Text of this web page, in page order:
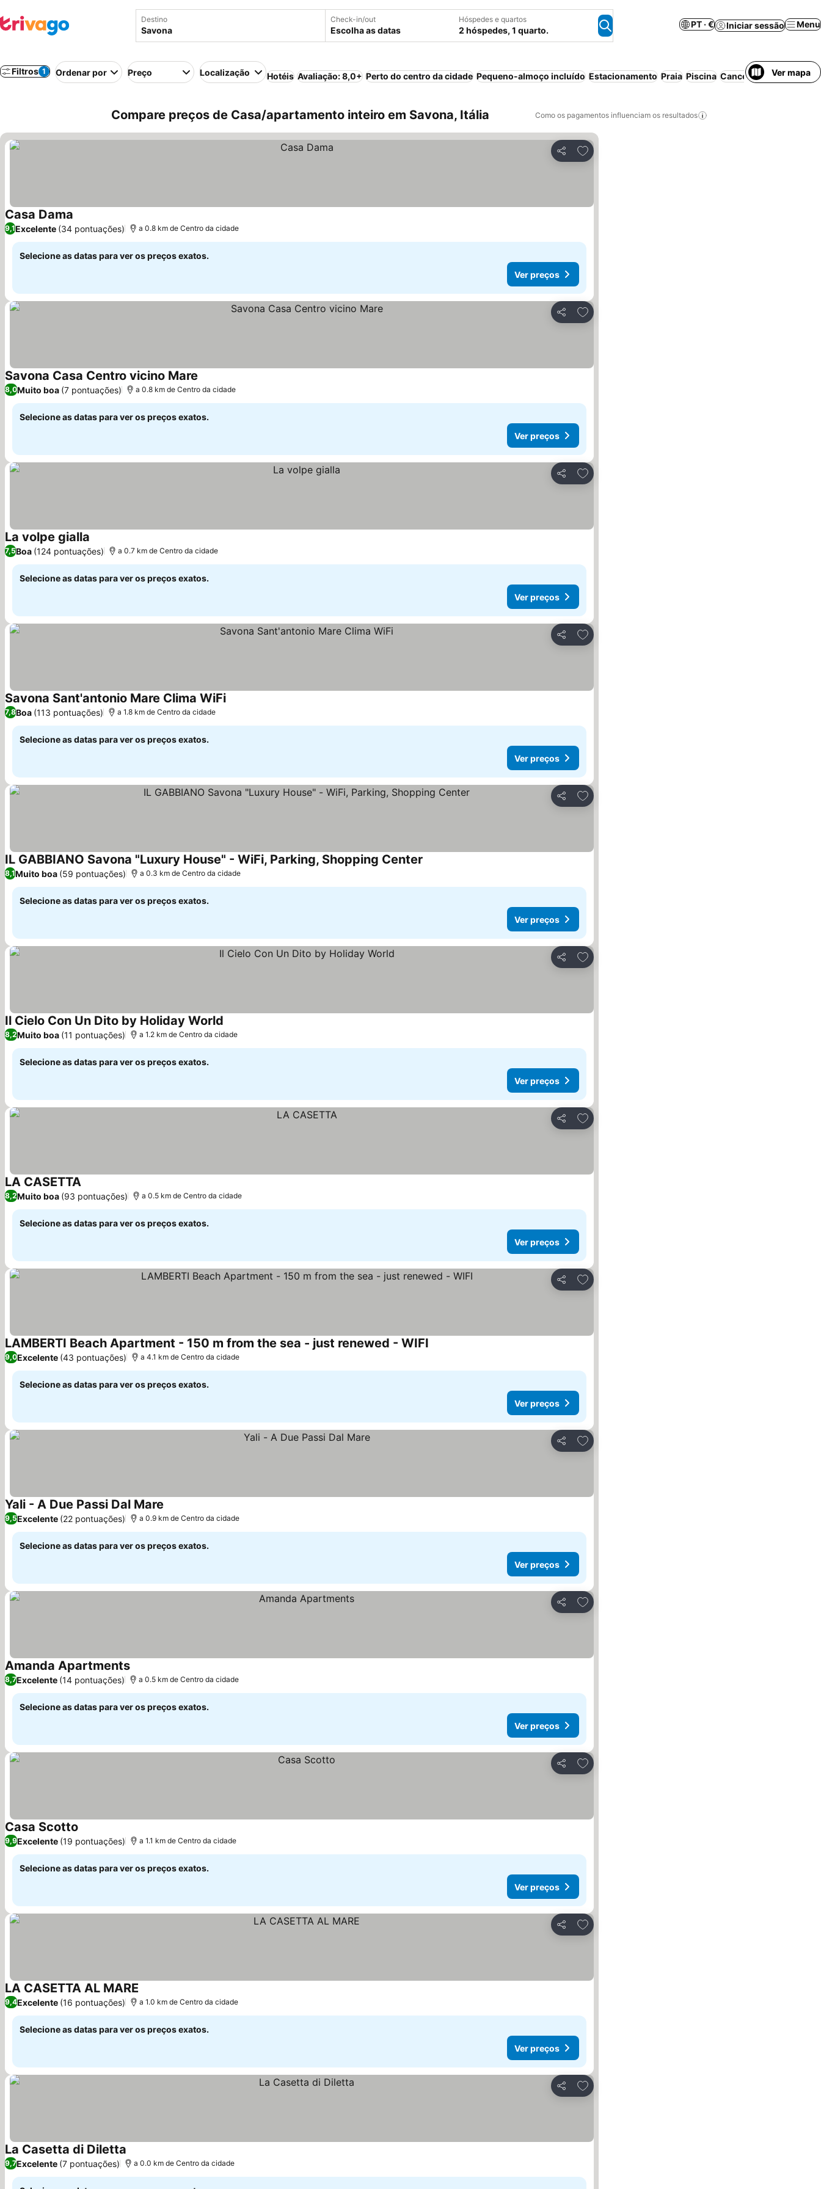
Destino Check-in/out
Escolha as datas
Hóspedes e quartos
2 hóspedes, 1 quarto.
PT · € Iniciar sessão Menu
Filtros 1 Ordenar por Preço Localização Hotéis Avaliação: 8,0+ Perto do centro da cidade Pequeno-almoço incluído Estacionamento Praia Piscina Cancelamento gratuito
Ver mapa
Compare preços de Casa/apartamento inteiro em Savona, Itália Como os pagamentos influenciam os resultados
Partilhar
Adicionar aos favoritos
Casa Dama
9,1Excelente (34 pontuações) a 0.8 km de Centro da cidade
Selecione as datas para ver os preços exatos.
Ver preços
Partilhar
Adicionar aos favoritos
Savona Casa Centro vicino Mare
8,0Muito boa (7 pontuações) a 0.8 km de Centro da cidade
Selecione as datas para ver os preços exatos.
Ver preços
Partilhar
Adicionar aos favoritos
La volpe gialla
7,5Boa (124 pontuações) a 0.7 km de Centro da cidade
Selecione as datas para ver os preços exatos.
Ver preços
Partilhar
Adicionar aos favoritos
Savona Sant'antonio Mare Clima WiFi
7,8Boa (113 pontuações) a 1.8 km de Centro da cidade
Selecione as datas para ver os preços exatos.
Ver preços
Partilhar
Adicionar aos favoritos
IL GABBIANO Savona "Luxury House" - WiFi, Parking, Shopping Center
8,1Muito boa (59 pontuações) a 0.3 km de Centro da cidade
Selecione as datas para ver os preços exatos.
Ver preços
Partilhar
Adicionar aos favoritos
Il Cielo Con Un Dito by Holiday World
8,2Muito boa (11 pontuações) a 1.2 km de Centro da cidade
Selecione as datas para ver os preços exatos.
Ver preços
Partilhar
Adicionar aos favoritos
LA CASETTA
8,2Muito boa (93 pontuações) a 0.5 km de Centro da cidade
Selecione as datas para ver os preços exatos.
Ver preços
Partilhar
Adicionar aos favoritos
LAMBERTI Beach Apartment - 150 m from the sea - just renewed - WIFI
9,0Excelente (43 pontuações) a 4.1 km de Centro da cidade
Selecione as datas para ver os preços exatos.
Ver preços
Partilhar
Adicionar aos favoritos
Yali - A Due Passi Dal Mare
9,5Excelente (22 pontuações) a 0.9 km de Centro da cidade
Selecione as datas para ver os preços exatos.
Ver preços
Partilhar
Adicionar aos favoritos
Amanda Apartments
8,7Excelente (14 pontuações) a 0.5 km de Centro da cidade
Selecione as datas para ver os preços exatos.
Ver preços
Partilhar
Adicionar aos favoritos
Casa Scotto
9,9Excelente (19 pontuações) a 1.1 km de Centro da cidade
Selecione as datas para ver os preços exatos.
Ver preços
Partilhar
Adicionar aos favoritos
LA CASETTA AL MARE
9,4Excelente (16 pontuações) a 1.0 km de Centro da cidade
Selecione as datas para ver os preços exatos.
Ver preços
Partilhar
Adicionar aos favoritos
La Casetta di Diletta
9,7Excelente (7 pontuações) a 0.0 km de Centro da cidade